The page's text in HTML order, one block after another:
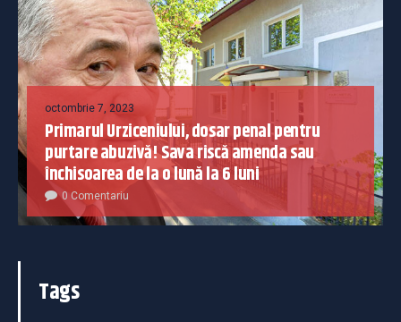
octombrie 7, 2023
Primarul Urziceniului, dosar penal pentru
purtare abuzivă! Sava riscă amenda sau
închisoarea de la o lună la 6 luni
0 Comentariu
Tags